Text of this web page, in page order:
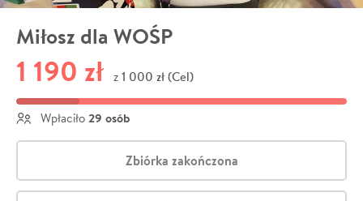
Miłosz dla WOŚP
1 190 zł z 1 000 zł (Cel)
Wpłaciło 29 osób
Zbiórka zakończona